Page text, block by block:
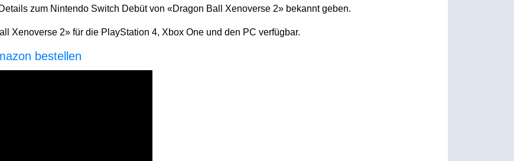
zum Nintendo Switch Debüt von «Dragon Ball Xenoverse 2» bekannt geben.
Xenoverse 2» für die PlayStation 4, Xbox One und den PC verfügbar.
bestellen